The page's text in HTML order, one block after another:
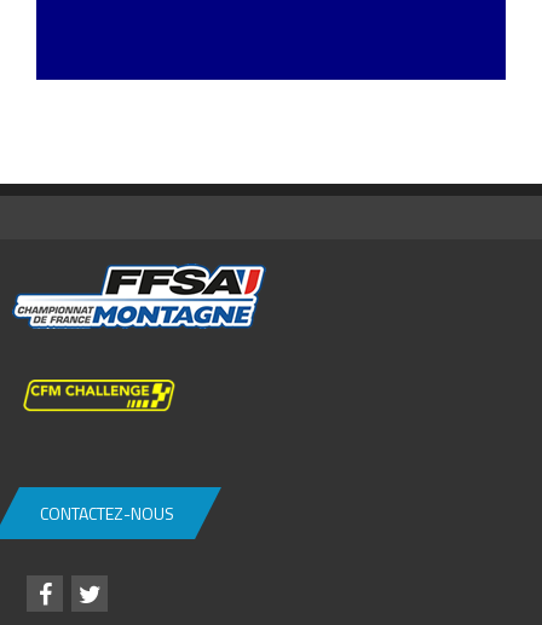
CONTACTEZ-NOUS